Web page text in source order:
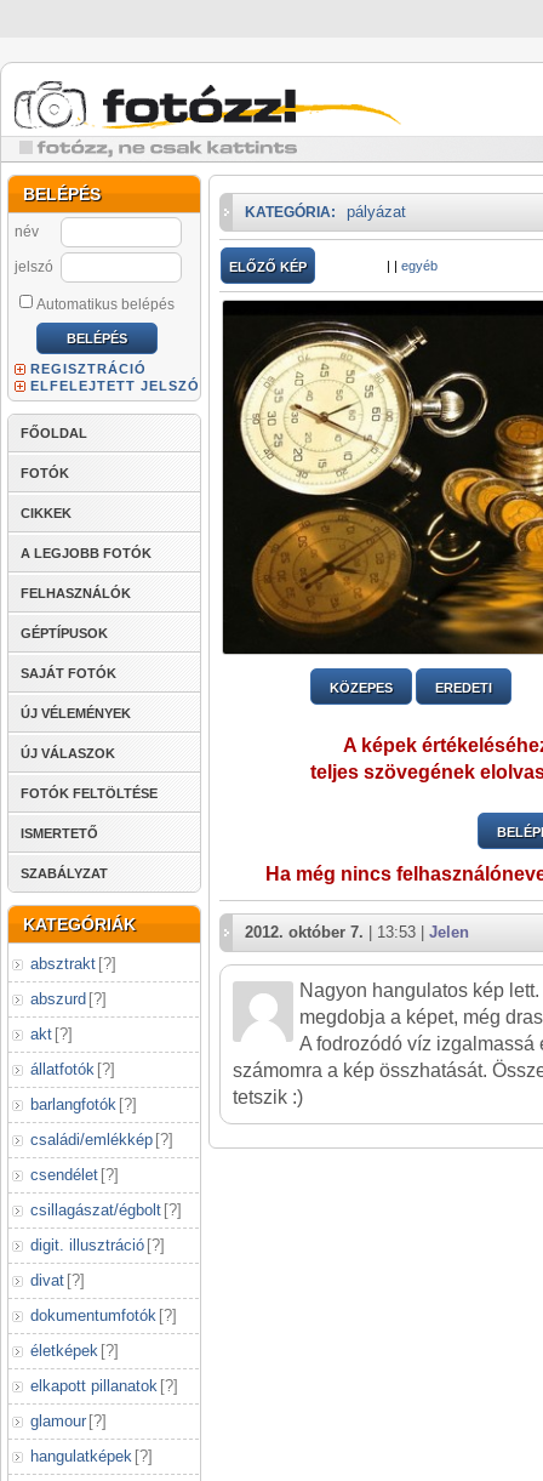
BELÉPÉS
név
jelszó
Automatikus belépés
REGISZTRÁCIÓ
ELFELEJTETT JELSZÓ
FŐOLDAL
FOTÓK
CIKKEK
A LEGJOBB FOTÓK
FELHASZNÁLÓK
GÉPTÍPUSOK
SAJÁT FOTÓK
ÚJ VÉLEMÉNYEK
ÚJ VÁLASZOK
FOTÓK FELTÖLTÉSE
ISMERTETŐ
SZABÁLYZAT
KATEGÓRIÁK
absztrakt [?]
abszurd [?]
akt [?]
állatfotók [?]
barlangfotók [?]
családi/emlékkép [?]
csendélet [?]
csillagászat/égbolt [?]
digit. illusztráció [?]
divat [?]
dokumentumfotók [?]
életképek [?]
elkapott pillanatok [?]
glamour [?]
hangulatképek [?]
KATEGÓRIA: pályázat
ELŐZŐ KÉP | | egyéb
KÖZEPES EREDETI
A képek
teljes szövegének
Ha még nincs
2012. október 7. | 13:53 | Jelen
Nagyon hangulatos kép
megdobja a képet, még
A fodrozódó víz izgalmassá
számomra a kép összhatását.
tetszik :)